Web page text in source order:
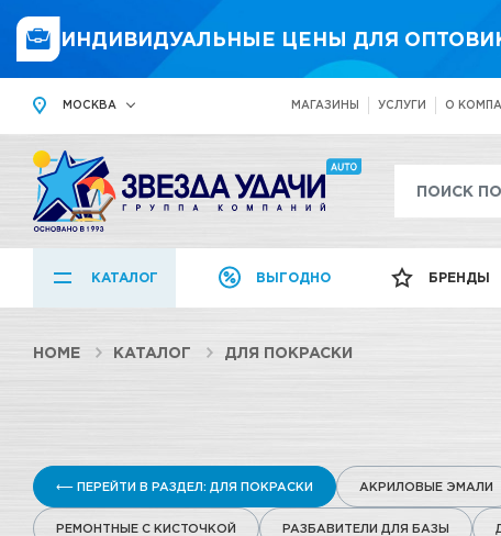
ИНДИВИДУАЛЬНЫЕ ЦЕНЫ ДЛЯ
МОСКВА МАГАЗИНЫ УСЛУГИ О
КАТАЛОГ ВЫГОДНО БРЕНДЫ
HOME КАТАЛОГ ДЛЯ ПОКРАСКИ
⟵ ПЕРЕЙТИ В РАЗДЕЛ: ДЛЯ ПОКРАСКИ АКРИЛОВЫЕ ЭМАЛИ
РЕМОНТНЫЕ С КИСТОЧКОЙ РАЗБАВИТЕЛИ ДЛЯ БАЗЫ